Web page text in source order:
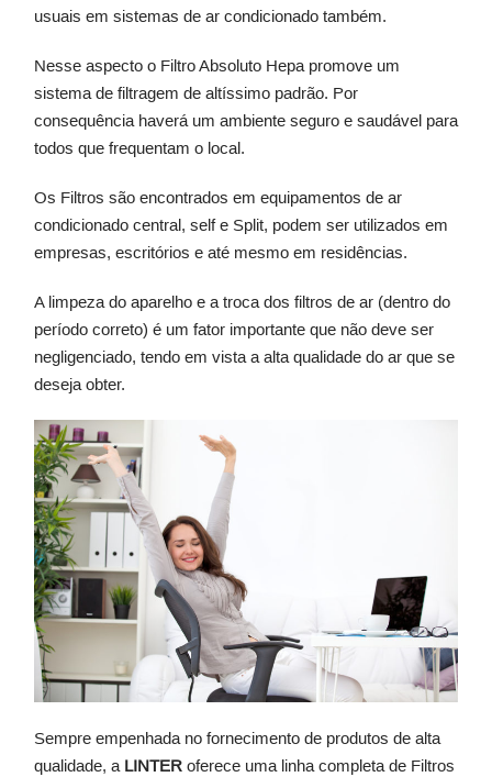
usuais em sistemas de ar condicionado também.
Nesse aspecto o Filtro Absoluto Hepa promove um
sistema de filtragem de altíssimo padrão. Por
consequência haverá um ambiente seguro e saudável para
todos que frequentam o local.
Os Filtros são encontrados em equipamentos de ar
condicionado central, self e Split, podem ser utilizados em
empresas, escritórios e até mesmo em residências.
A limpeza do aparelho e a troca dos filtros de ar (dentro do
período correto) é um fator importante que não deve ser
negligenciado, tendo em vista a alta qualidade do ar que se
deseja obter.
Sempre empenhada no fornecimento de produtos de alta
qualidade, a LINTER oferece uma linha completa de Filtros